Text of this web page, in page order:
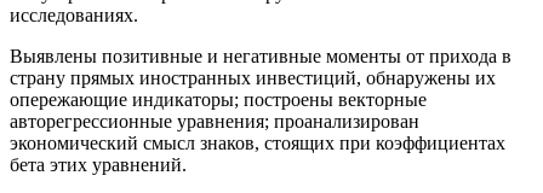
исследованиях.
Выявлены позитивные и негативные моменты от прихода в
страну прямых иностранных инвестиций, обнаружены их
опережающие индикаторы; построены векторные
авторегрессионные уравнения; проанализирован
экономический смысл знаков, стоящих при коэффициентах
бета этих уравнений.